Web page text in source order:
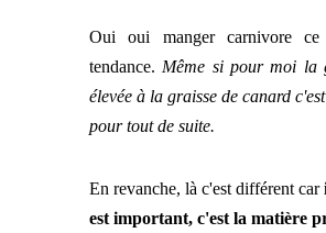
Oui oui manger carnivore
tendance. Même si pour moi la
élevée à la graisse de canard
pour tout de suite.
En revanche, là c'est différent car
est important, c'est la matière